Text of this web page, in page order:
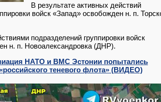
В результате активных действий
войск «Запад» освобожден н. п.
подразделений группировки войск
н. п. Новоалександровка (ДНР).
НАТО и ВМС Эстонии попытались
«российского теневого флота» (ВИДЕО)